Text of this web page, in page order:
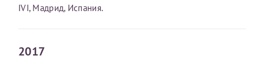
IVI, Мадрид, Испания.
2017